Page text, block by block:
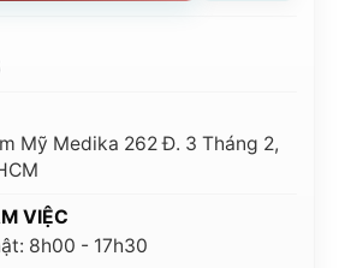
Mỹ Medika 262 Đ. 3 Tháng 2,
VIỆC
8h00 - 17h30